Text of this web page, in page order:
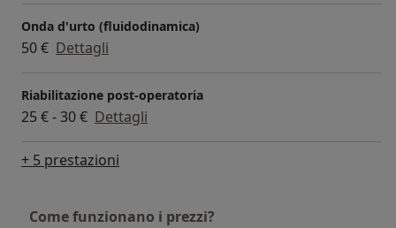
Onda d'urto (fluidodinamica)
50 € Dettagli
Riabilitazione post-operatoria
25 € - 30 € Dettagli
+ 5 prestazioni
Come funzionano i prezzi?